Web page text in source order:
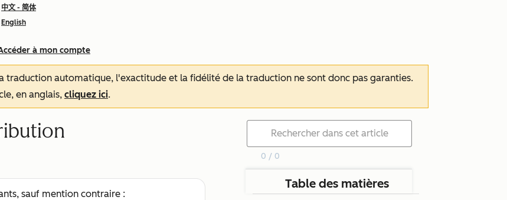
中文 - 简体
English
à mon compte
traduction automatique, l'exactitude et la fidélité de la traduction ne sont donc pas garanties.
en anglais, cliquez ici.
sauf mention contraire :
0 / 0
Table des matières